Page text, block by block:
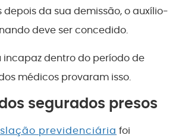
depois da sua demissão, o auxílio-
deve ser concedido.
incapaz dentro do período de
médicos provaram isso.
segurados presos
previdenciária foi